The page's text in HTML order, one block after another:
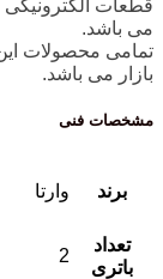
قطعات
می باشد.
تمامی محصولات
بازار می باشد.
مشخصات فنی
برند وارتا
تعداد
باتری
2